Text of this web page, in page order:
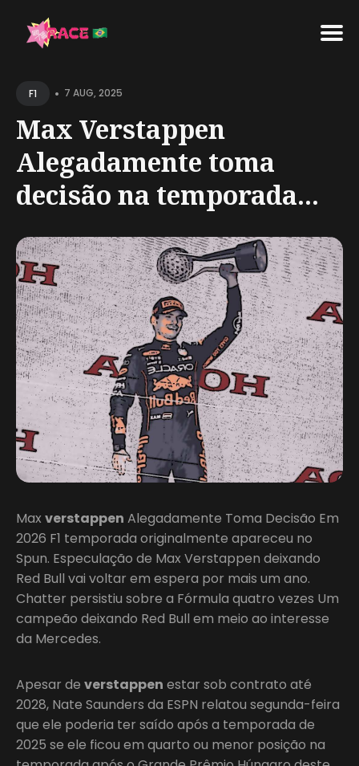
for
F1 • 7 AUG, 2025
Max Verstappen
Alegadamente toma
decisão na temporada...
Max verstappen Alegadamente Toma Decisão Em
2026 F1 temporada originalmente apareceu no
Spun. Especulação de Max Verstappen deixando
Red Bull vai voltar em espera por mais um ano.
Chatter persistiu sobre a Fórmula quatro vezes Um
campeão deixando Red Bull em meio ao interesse
da Mercedes.
Apesar de verstappen estar sob contrato até
2028, Nate Saunders da ESPN relatou segunda-feira
que ele poderia ter saído após a temporada de
2025 se ele ficou em quarto ou menor posição na